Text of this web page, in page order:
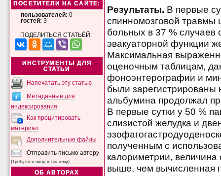
ПОСЕТИТЕЛИ НА САЙТЕ:
пользователей: 0
гостей: 3
ПОДЕЛИТЬСЯ СТАТЬЁЙ:
ИНСТРУМЕНТЫ ДЛЯ
СТАТЬИ
Напечатать эту статью
Метаданные для
индексирования
Как процитировать
материал
Дополнительные файлы
Отправить письмо автору
(Требуется вход в систему)
ОБ АВТОРАХ
Результаты. В первые
спинномозговой травмы
больных в 37 % случаев
эвакуаторной функции
Максимальная
оценочным таблицам,
фоноэнтерографии и
были зарегистрированы
альбумина продолжал
В первые сутки у 50 %
слизистой желудка и
полученным с
калориметрии,
выше, чем вычисленная